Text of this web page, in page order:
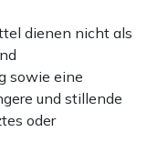
dienen nicht als
sowie eine
und stillende
oder